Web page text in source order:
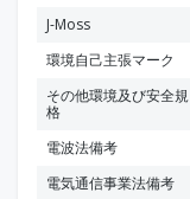
J-Moss
環境自己主張マーク
その他環境及び安全規
格
電波法備考
電気通信事業法備考